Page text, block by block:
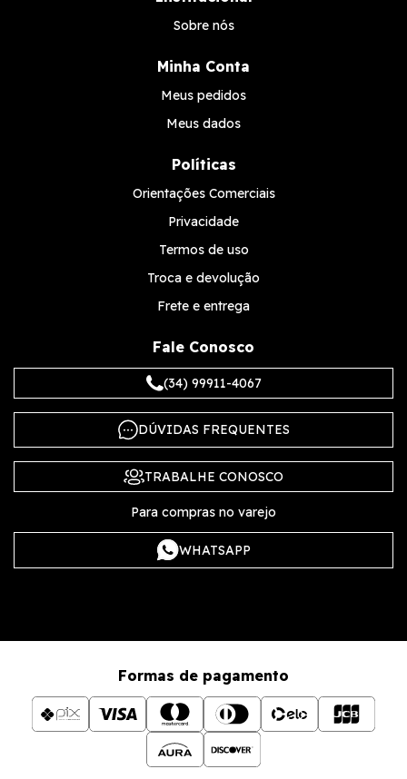
Sobre nós
Minha Conta
Meus pedidos
Meus dados
Políticas
Orientações Comerciais
Privacidade
Termos de uso
Troca e devolução
Frete e entrega
Fale Conosco
(34) 99911-4067
DÚVIDAS FREQUENTES
TRABALHE CONOSCO
Para compras no varejo
WHATSAPP
Formas de pagamento